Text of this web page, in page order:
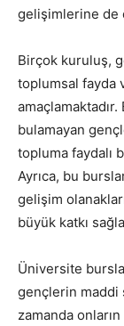
gelişimlerine de
Birçok kuruluş,
toplumsal fayda
bulamayan
topluma faydalı
Ayrıca, bu
gelişim
büyük katkı
Üniversite
gençlerin maddi
zamanda